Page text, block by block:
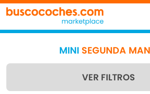
MINI SEGUNDA
VER FILTROS